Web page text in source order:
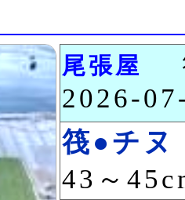
尾張屋
2026-
筏●チヌ
43～